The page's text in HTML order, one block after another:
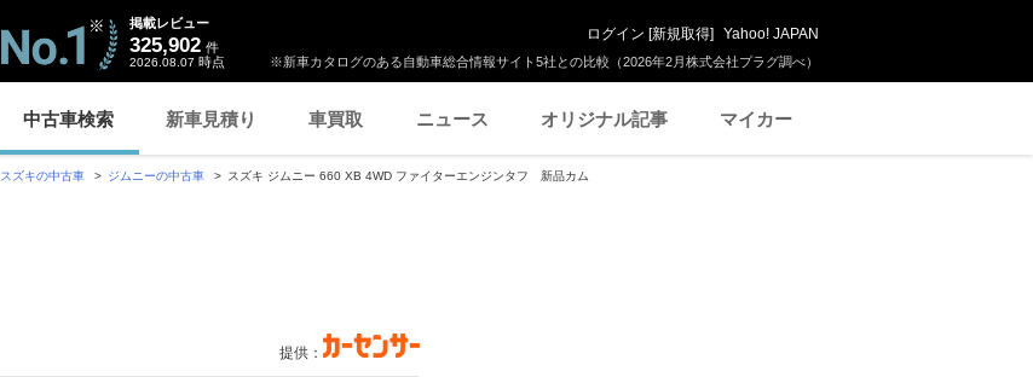
※新車カタログのある自動車総合情報サイト5社との比較（2026年2月株式会社プラグ調べ）
掲載レビュー
325,902 件
2026.08.07 時点
ログイン [新規取得] Yahoo! JAPAN
中古車検索 新車見積り 車買取 ニュース オリジナル記事 マイカー
スズキの中古車 ジムニーの中古車 スズキ ジムニー 660 XB 4WD ファイターエンジンタフ 新品カム
提供：